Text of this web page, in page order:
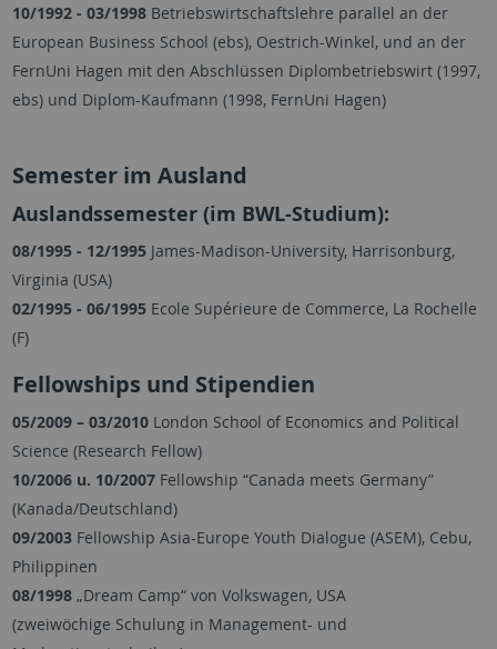
10/1992 - 03/1998Betriebswirtschaftslehre parallel an der
European Business School (ebs), Oestrich-Winkel, und an der
FernUni Hagen mit den Abschlüssen Diplombetriebswirt (1997,
ebs) und Diplom-Kaufmann (1998, FernUni Hagen)
Semester im Ausland
Auslandssemester (im BWL-Studium):
08/1995 - 12/1995James-Madison-University, Harrisonburg,
Virginia (USA)
02/1995 - 06/1995Ecole Supérieure de Commerce, La Rochelle
(F)
Fellowships und Stipendien
05/2009 – 03/2010London School of Economics and Political
Science (Research Fellow)
10/2006 u. 10/2007Fellowship “Canada meets Germany”
(Kanada/Deutschland)
09/2003 Fellowship Asia-Europe Youth Dialogue (ASEM), Cebu,
Philippinen
08/1998„Dream Camp“ von Volkswagen, USA
(zweiwöchige Schulung in Management- und